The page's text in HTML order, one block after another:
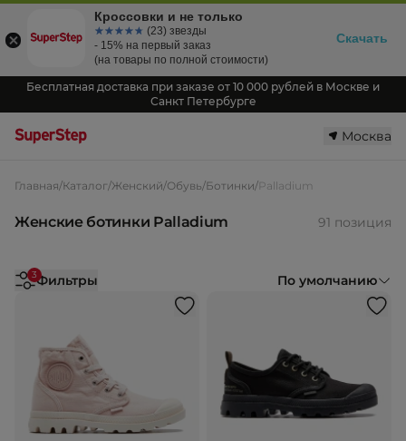
Бесплатная доставка при заказе от 10 000 рублей в Москве и
Санкт Петербурге
Москва
Главная/Каталог/Женский/Обувь/Ботинки/ Palladium
Женские ботинки Palladium 91 позиция
3Фильтры По умолчанию
Кроссовки и не только
☆☆☆☆☆
★★★★★ (23) звезды
- 15% на первый заказ
(на товары по полной стоимости)
Скачать